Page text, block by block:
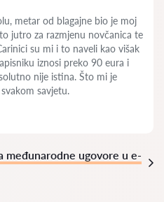
metar od blagajne bio je moj
jutro za razmjenu novčanica te
su mi i to naveli kao višak
iznosi preko 90 eura i
nije istina. Što mi je
savjetu.
međunarodne ugovore u e-